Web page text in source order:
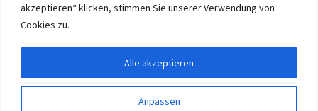
akzeptieren“ klicken, stimmen Sie unserer Verwendung von
Cookies zu.
Anpassen
Alle akzeptieren
© 2026 Eruon Trade UG, Germany, member of the ERUON